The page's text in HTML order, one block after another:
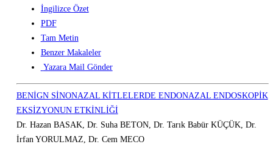
İngilizce Özet
PDF
Tam Metin
Benzer Makaleler
Yazara Mail Gönder
BENİGN SİNONAZAL KİTLELERDE ENDONAZAL ENDOSKOPİK
EKSİZYONUN ETKİNLİĞİ
Dr. Hazan BASAK, Dr. Suha BETON, Dr. Tarık Babür KÜÇÜK, Dr.
İrfan YORULMAZ, Dr. Cem MECO